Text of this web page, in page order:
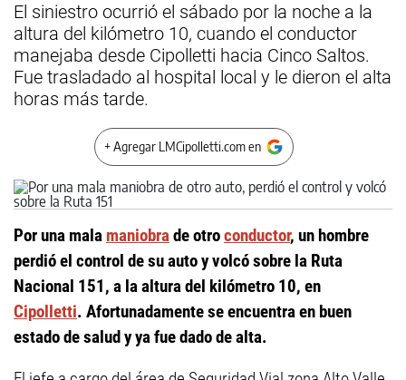
El siniestro ocurrió el sábado por la noche a la
altura del kilómetro 10, cuando el conductor
manejaba desde Cipolletti hacia Cinco Saltos.
Fue trasladado al hospital local y le dieron el alta
horas más tarde.
+ Agregar LMCipolletti.com en
Por una mala maniobrade otroconductor, un hombre
perdió el control de su auto y volcó sobre la Ruta
Nacional 151, a la altura del kilómetro 10, en
Cipolletti. Afortunadamente se encuentra en buen
estado de salud y ya fue dado de alta.